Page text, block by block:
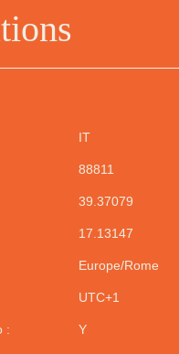
IT
88811
39.37079
17.13147
Europe/Rome
UTC+1
: Y